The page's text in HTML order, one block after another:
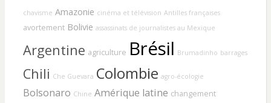
chavisme Amazonie cinéma et télévision Antilles françaises
avortement Bolivie assassinats de journalistes au Mexique
Argentine agriculture Brésil Brumadinho barrages
Chili Che Guevara Colombie agro-écologie
Bolsonaro Chine Amérique latine changement